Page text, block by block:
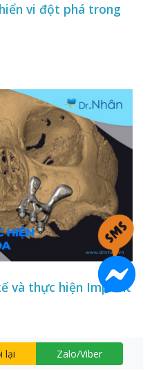
vi đột phá trong
và thực hiện Implant
lại Zalo/Viber